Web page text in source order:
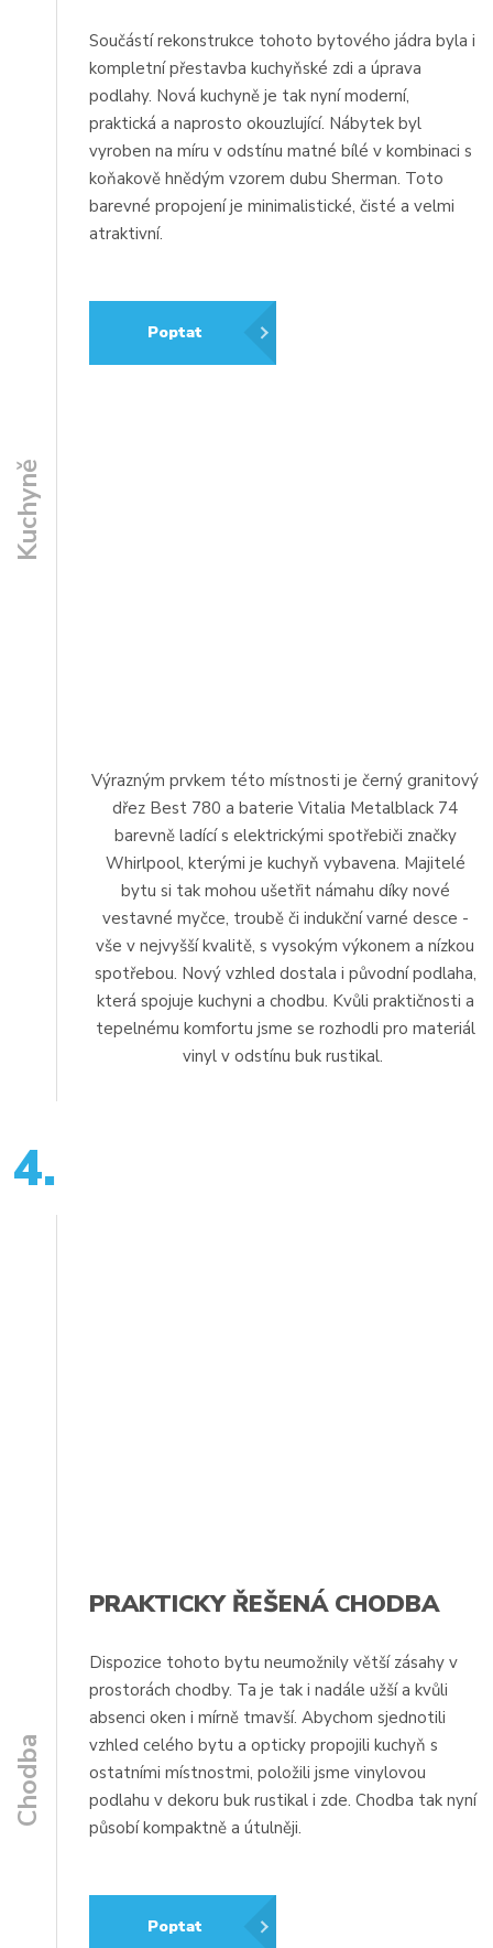
Kuchyně
Součástí rekonstrukce tohoto bytového jádra byla i
kompletní přestavba kuchyňské zdi a úprava
podlahy. Nová kuchyně je tak nyní moderní,
praktická a naprosto okouzlující. Nábytek byl
vyroben na míru v odstínu matné bílé v kombinaci s
koňakově hnědým vzorem dubu Sherman. Toto
barevné propojení je minimalistické, čisté a velmi
atraktivní.
Poptat
Výrazným prvkem této místnosti je černý granitový
dřez Best 780 a baterie Vitalia Metalblack 74
barevně ladící s elektrickými spotřebiči značky
Whirlpool, kterými je kuchyň vybavena. Majitelé
bytu si tak mohou ušetřit námahu díky nové
vestavné myčce, troubě či indukční varné desce -
vše v nejvyšší kvalitě, s vysokým výkonem a nízkou
spotřebou. Nový vzhled dostala i původní podlaha,
která spojuje kuchyni a chodbu. Kvůli praktičnosti a
tepelnému komfortu jsme se rozhodli pro materiál
vinyl v odstínu buk rustikal.
4.
Chodba
PRAKTICKY ŘEŠENÁ CHODBA
Dispozice tohoto bytu neumožnily větší zásahy v
prostorách chodby. Ta je tak i nadále užší a kvůli
absenci oken i mírně tmavší. Abychom sjednotili
vzhled celého bytu a opticky propojili kuchyň s
ostatními místnostmi, položili jsme vinylovou
podlahu v dekoru buk rustikal i zde. Chodba tak nyní
působí kompaktně a útulněji.
Poptat